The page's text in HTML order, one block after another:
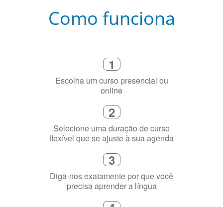
1
Escolha um curso presencial ou
online
2
Selecione uma duração de curso
flexível que se ajuste à sua agenda
3
Diga-nos exatamente por que você